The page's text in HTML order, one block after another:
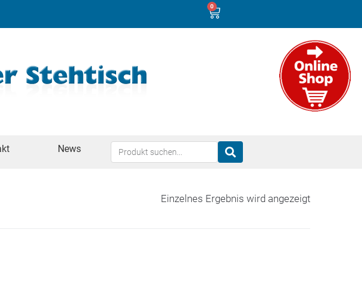
0
News
Einzelnes Ergebnis wird angezeigt